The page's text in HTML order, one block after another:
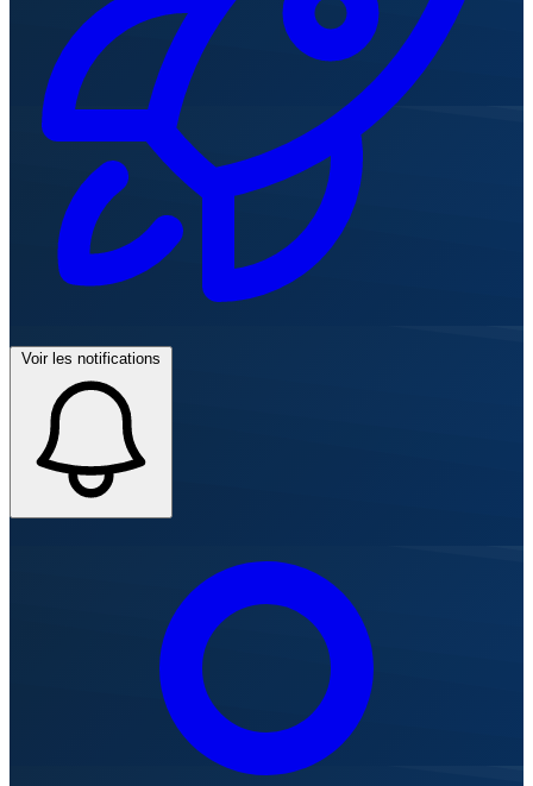
Voir les notifications